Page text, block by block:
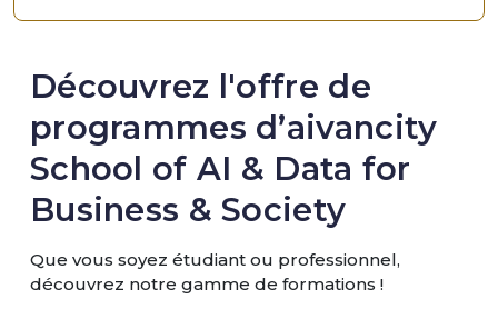
Découvrez l'offre de
programmes d’aivancity
School of AI & Data for
Business & Society
Que vous soyez étudiant ou professionnel,
découvrez notre gamme de formations !